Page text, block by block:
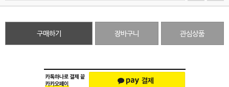
구매하기 장바구니 관심상품